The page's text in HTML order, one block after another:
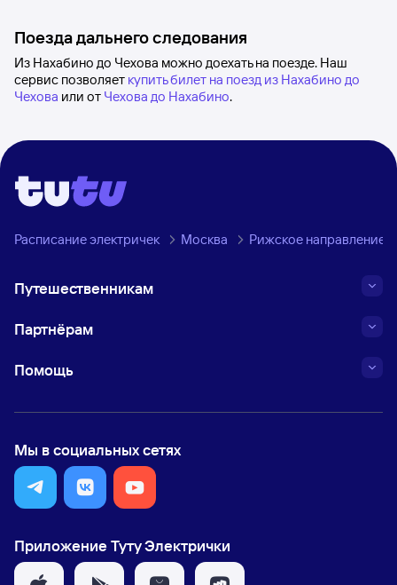
Поезда дальнего следования
Из Нахабино до Чехова можно доехать на поезде. Наш
сервис позволяет купить билет на поезд из Нахабино до
Чехова или от Чехова до Нахабино.
Расписание электричек Москва Рижское направление
Путешественникам
Партнёрам
Помощь
Мы в социальных сетях
Приложение Туту Электрички